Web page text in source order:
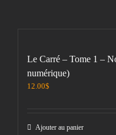
Le Carré – Tome 1 –
numérique)
12.00$
Ajouter au panier